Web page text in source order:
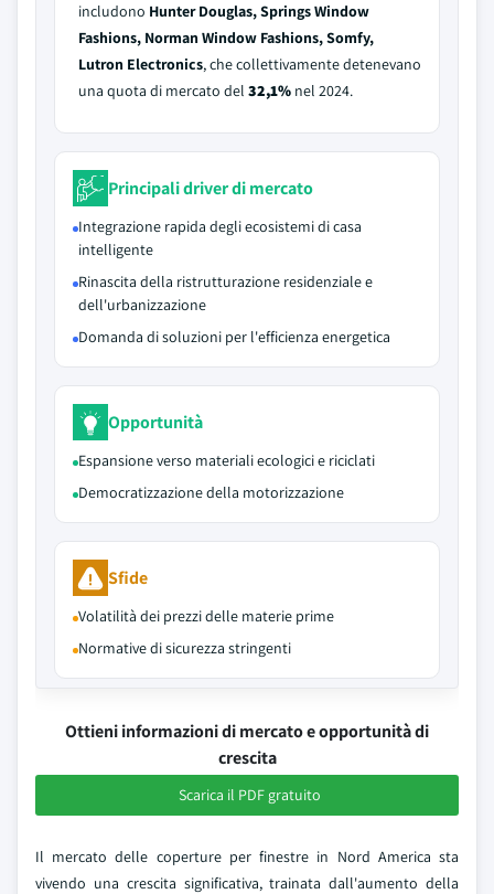
includono Hunter Douglas, Springs Window
Fashions, Norman Window Fashions, Somfy,
Lutron Electronics, che collettivamente detenevano
una quota di mercato del 32,1% nel 2024.
Principali driver di mercato
Integrazione rapida degli ecosistemi di casa
intelligente
Rinascita della ristrutturazione residenziale e
dell'urbanizzazione
Domanda di soluzioni per l'efficienza energetica
Opportunità
Espansione verso materiali ecologici e riciclati
Democratizzazione della motorizzazione
Sfide
Volatilità dei prezzi delle materie prime
Normative di sicurezza stringenti
Ottieni informazioni di mercato e opportunità di
crescita
Scarica il PDF gratuito
Il mercato delle coperture per finestre in Nord America sta
vivendo una crescita significativa, trainata dall'aumento della